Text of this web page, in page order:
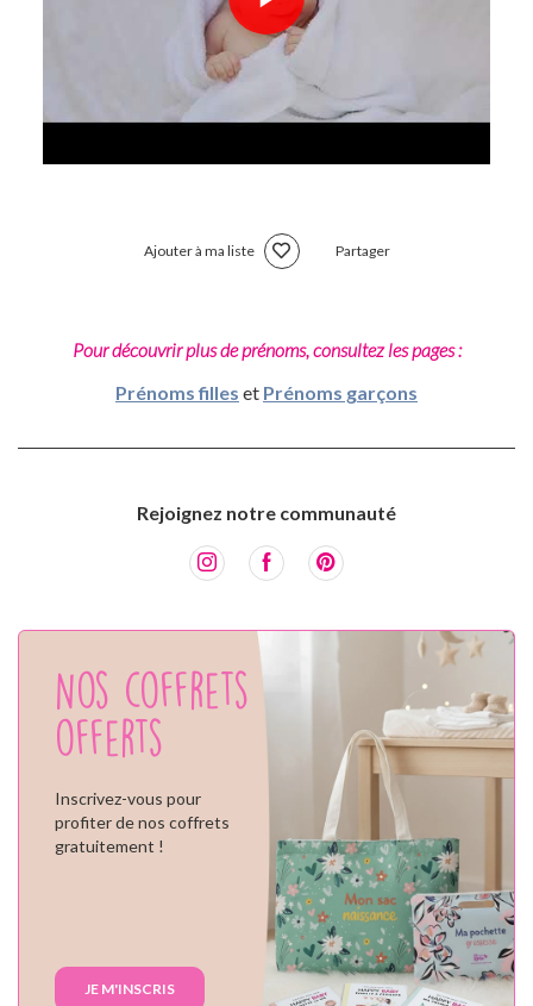
Ajouter à ma liste Partager
Pour découvrir plus de prénoms, consultez les pages :
Prénoms filles et Prénoms garçons
Rejoignez notre communauté
Nos coffrets
offerts
Inscrivez-vous pour
profiter de nos coffrets
gratuitement !
JE M'INSCRIS